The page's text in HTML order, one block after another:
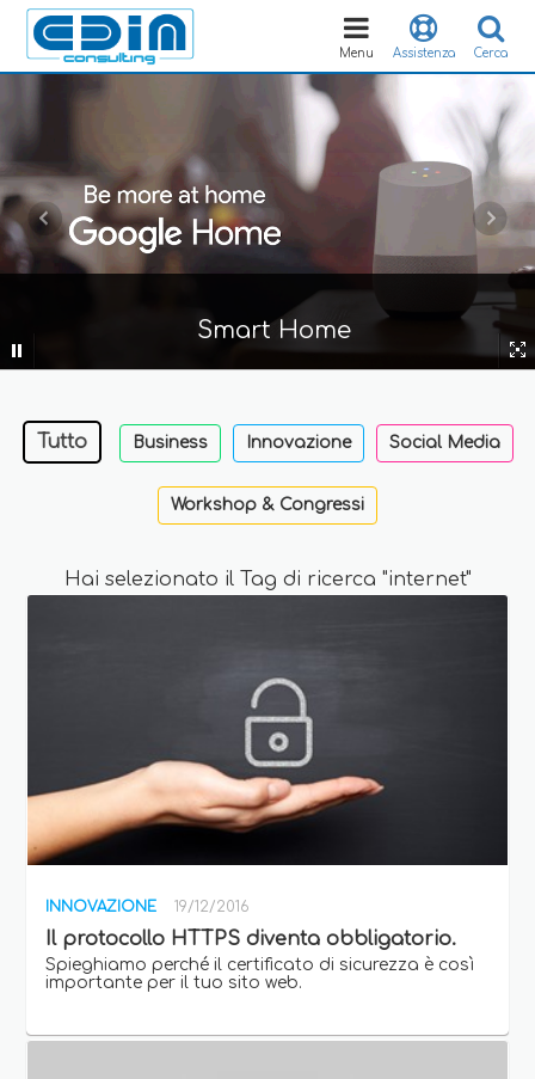
Cerca
Assistenza
Toggle
navigation
Menu
Smart Home
Tutto Business Innovazione Social Media
Workshop & Congressi
Hai selezionato il Tag di ricerca "internet"
INNOVAZIONE 19/12/2016
Il protocollo HTTPS diventa obbligatorio.
Spieghiamo perché il certificato di sicurezza è così
importante per il tuo sito web.